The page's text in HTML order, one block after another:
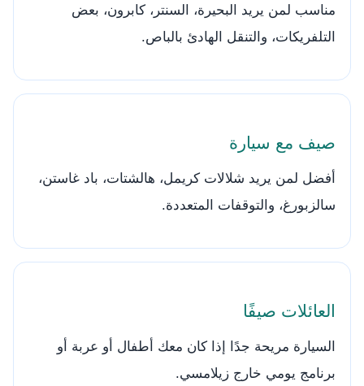
مناسب لمن يريد البحيرة، السنتر، كابرون، بعض
التلفريكات، والتنقل الهادئ بالباص.
صيف مع سيارة
أفضل لمن يريد شلالات كريمل، هالشتات، باد غاستن،
سالزبورغ، والتوقفات المتعددة.
العائلات صيفًا
السيارة مريحة جدًا إذا كان معك أطفال أو عربة أو
برنامج يومي خارج زيلامسي.